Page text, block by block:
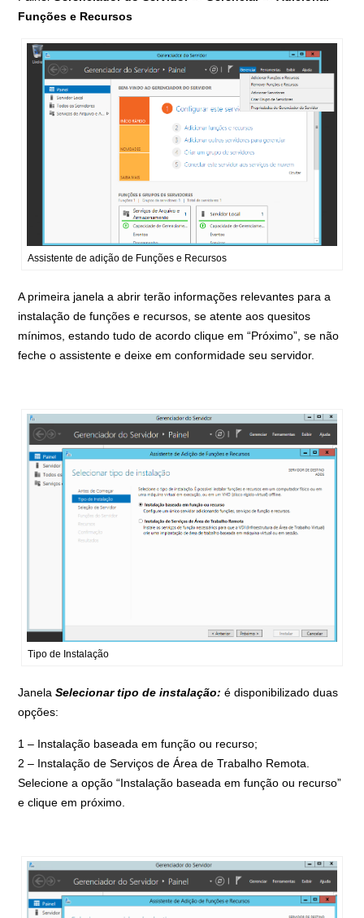
Funções e Recursos
Assistente de adição de Funções e Recursos
A primeira janela a abrir terão informações relevantes para a
instalação de funções e recursos, se atente aos quesitos
mínimos, estando tudo de acordo clique em “Próximo”, se não
feche o assistente e deixe em conformidade seu servidor.
Tipo de Instalação
JanelaSelecionar tipo de instalação: é disponibilizado duas
opções:
1 – Instalação baseada em função ou recurso;
2 – Instalação de Serviços de Área de Trabalho Remota.
Selecione a opção “Instalação baseada em função ou recurso”
e clique em próximo.